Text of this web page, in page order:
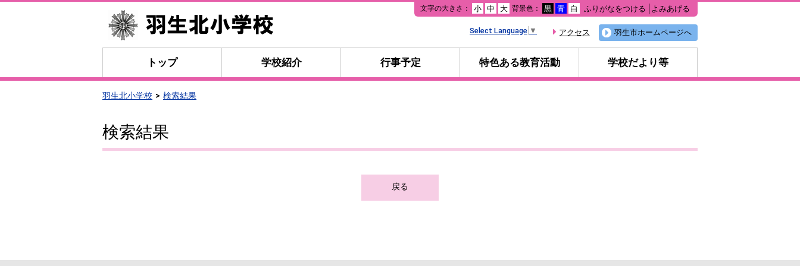
本
文
文字の大きさ： 小 中 大 背景色： 黒 青 白 ふりがなをつける よみあげる
羽生市ホームページへ
アクセス
Select Language ▼
トップ 学校紹介 行事予定 特色ある教育活動 学校だより等
羽生北小学校 検索結果
検索結果
戻る